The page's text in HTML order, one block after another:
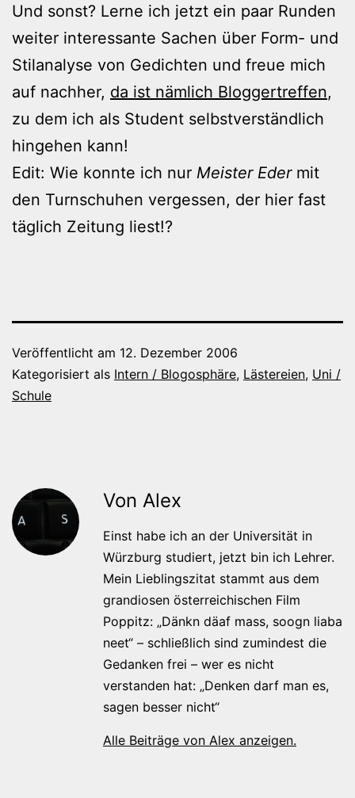
Und sonst? Lerne ich jetzt ein paar Runden
weiter interessante Sachen über Form- und
Stilanalyse von Gedichten und freue mich
auf nachher, da ist nämlich Bloggertreffen,
zu dem ich als Student selbstverständlich
hingehen kann!
Edit: Wie konnte ich nur Meister Edermit
den Turnschuhen vergessen, der hier fast
täglich Zeitung liest!?
Veröffentlicht am 12. Dezember 2006
Kategorisiert als Intern / Blogosphäre, Lästereien, Uni /
Schule
Von Alex
Einst habe ich an der Universität in
Würzburg studiert, jetzt bin ich Lehrer.
Mein Lieblingszitat stammt aus dem
grandiosen österreichischen Film
Poppitz: „Dänkn däaf mass, soogn liaba
neet“ – schließlich sind zumindest die
Gedanken frei – wer es nicht
verstanden hat: „Denken darf man es,
sagen besser nicht“
Alle Beiträge von Alex anzeigen.